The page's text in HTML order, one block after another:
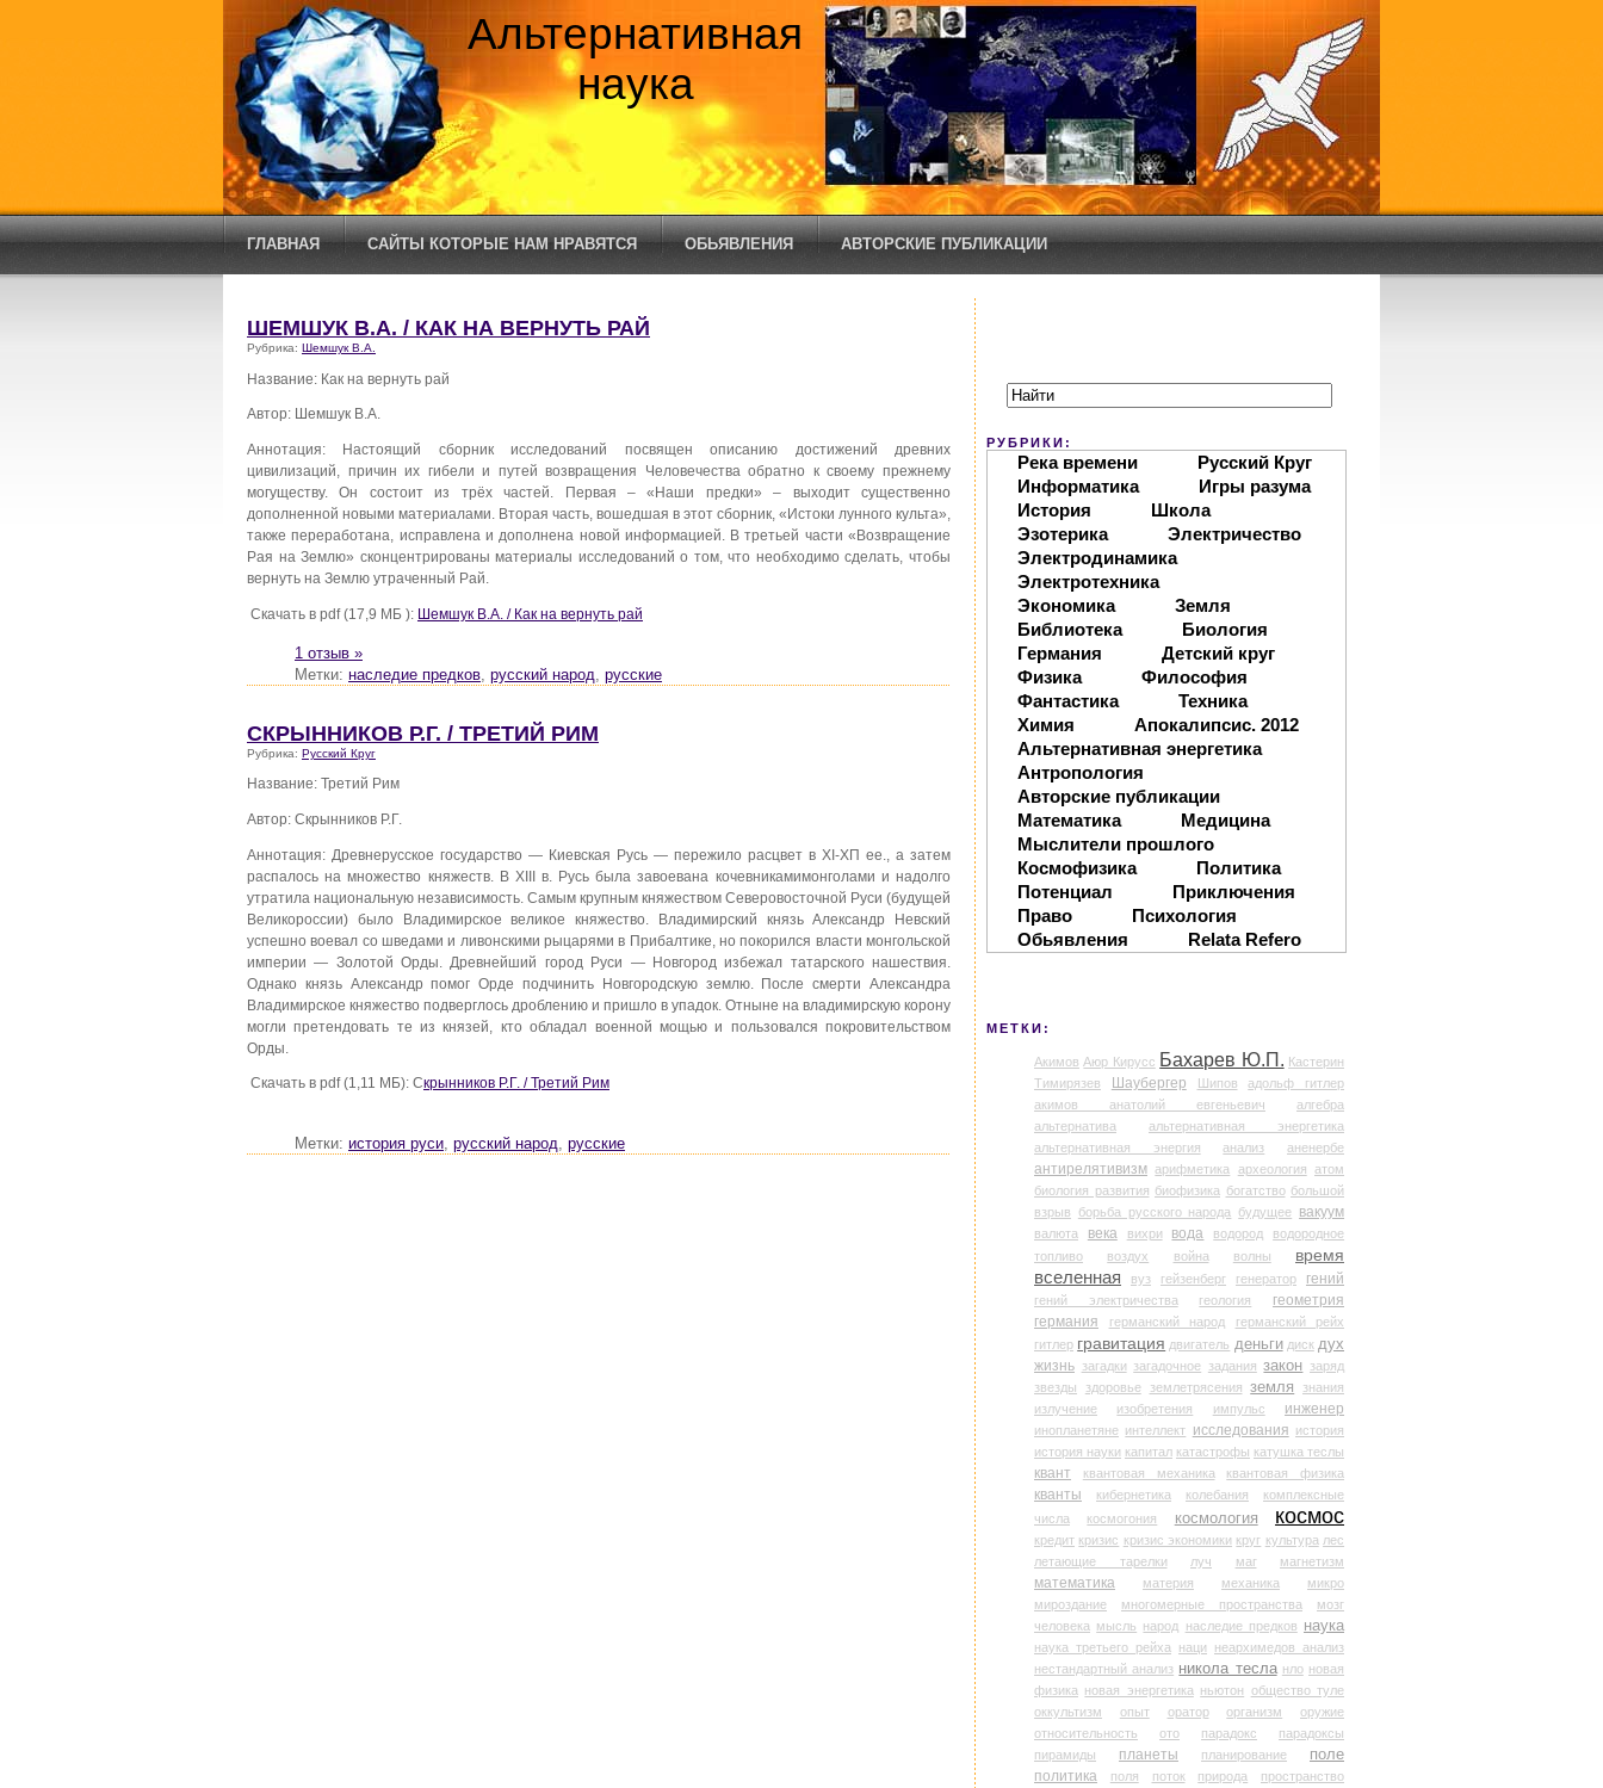
Альтернативная
наука
ГЛАВНАЯ САЙТЫ КОТОРЫЕ НАМ НРАВЯТСЯ ОБЬЯВЛЕНИЯ АВТОРСКИЕ ПУБЛИКАЦИИ
ШЕМШУК В.А. / КАК НА ВЕРНУТЬ РАЙ
Рубрика: Шемшук В.А.
Название: Как на вернуть рай
Автор: Шемшук В.А.
Аннотация: Настоящий сборник исследований посвящен описанию достижений древних
цивилизаций, причин их гибели и путей возвращения Человечества обратно к своему прежнему
могуществу. Он состоит из трёх частей. Первая – «Наши предки» – выходит существенно
дополненной новыми материалами. Вторая часть, вошедшая в этот сборник, «Истоки лунного культа»,
также переработана, исправлена и дополнена новой информацией. В третьей части «Возвращение
Рая на Землю» сконцентрированы материалы исследований о том, что необходимо сделать, чтобы
вернуть на Землю утраченный Рай.
Скачать в pdf (17,9 МБ ): Шемшук В.А. / Как на вернуть рай
1 отзыв »
Метки: наследие предков русский народ русские
СКРЫННИКОВ Р.Г. / ТРЕТИЙ РИМ
Рубрика: Русский Круг
Название: Третий Рим
Автор: Скрынников Р.Г.
Аннотация: Древнерусское государство — Киевская Русь — пережило расцвет в XI-ХП ее., а затем
распалось на множество княжеств. В XIII в. Русь была завоевана кочевникамимонголами и надолго
утратила национальную независимость. Самым крупным княжеством Северовосточной Руси (будущей
Великороссии) было Владимирское великое княжество. Владимирский князь Александр Невский
успешно воевал со шведами и ливонскими рыцарями в Прибалтике, но покорился власти монгольской
империи — Золотой Орды. Древнейший город Руси — Новгород избежал татарского нашествия.
Однако князь Александр помог Орде подчинить Новгородскую землю. После смерти Александра
Владимирское княжество подверглось дроблению и пришло в упадок. Отныне на владимирскую корону
могли претендовать те из князей, кто обладал военной мощью и пользовался покровительством
Орды.
Скачать в pdf (1,11 МБ): Скрынников Р.Г. / Третий Рим
Метки: история руси, русский народ, русские
РУБРИКИ:
Река времени
Русский Круг
Информатика
Игры разума
История
Школа
Эзотерика
Электричество
Электродинамика
Электротехника
Экономика
Земля
Библиотека
Биология
Германия
Детский круг
Физика
Философия
Фантастика
Техника
Химия
Апокалипсис. 2012
Альтернативная энергетика
Антропология
Авторские публикации
Математика
Медицина
Мыслители прошлого
Космофизика
Политика
Потенциал
Приключения
Право
Психология
Обьявления
Relata Refero
МЕТКИ:
Акимов Аюр Кирусс Бахарев Ю.П. Кастерин
Тимирязев
Шаубергер Шипов
адольф гитлер
акимов анатолий евгеньевич
алгебра
альтернатива
альтернативная энергетика
альтернативная энергия
анализ аненербе
антирелятивизм арифметика археология атом
биология развития биофизика богатство большой
взрыв
борьба русского народа будущее вакуум
валюта века вихри вода водород
водородное
топливо
воздух война волны
время
вселенная
вуз гейзенберг генератор гений
гений электричества геология
геометрия
германия
германский народ
германский рейх
гитлер гравитация двигатель деньги диск дух
жизнь загадки загадочное задания закон заряд
звезды
здоровье землетрясения земля
знания
излучение
изобретения импульс инженер
инопланетяне интеллект исследования история
история науки капитал катастрофы катушка теслы
квант квантовая механика квантовая физика
кванты кибернетика колебания
комплексные
числа
космогония космология космос
кредит кризис кризис экономики круг культура лес
летающие тарелки
луч маг магнетизм
математика материя механика
микро
мироздание
многомерные пространства
мозг
человека мысль народ наследие предков наука
наука третьего рейха наци
неархимедов анализ
нестандартный анализ никола тесла нло новая
физика новая энергетика ньютон общество туле
оккультизм
опыт оратор организм
оружие
относительность
ото парадокс
парадоксы
пирамиды
планеты планирование
поле
политика
поля поток природа
пространство